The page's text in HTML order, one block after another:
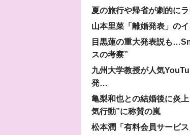
夏の旅行や帰省が劇的に
山本里菜「離婚発表」の
目黒蓮の重大発表説も
スの考察”
九州大学教授が人気
発…
亀梨和也との結婚後に炎
気行動”に称賛の嵐
松本潤「有料会員サービ